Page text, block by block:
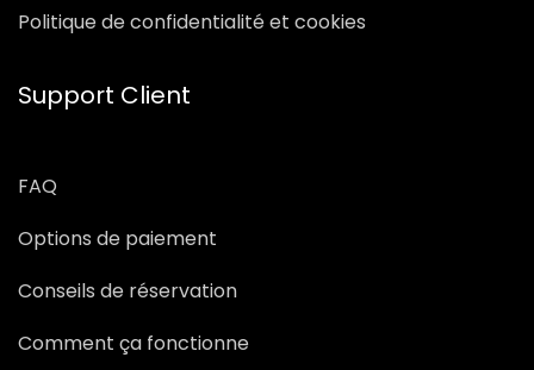
Politique de confidentialité et cookies
Support Client
FAQ
Options de paiement
Conseils de réservation
Comment ça fonctionne